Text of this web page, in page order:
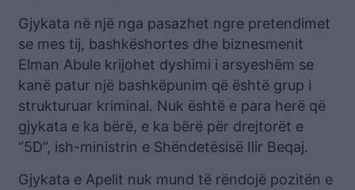
Gjykata në një nga pasazhet ngre pretendimet
se mes tij, bashkëshortes dhe biznesmenit
Elman Abule krijohet dyshimi i arsyeshëm se
kanë patur një bashkëpunim që është grup i
strukturuar kriminal. Nuk është e para herë që
gjykata e ka bërë, e ka bërë për drejtorët e
“5D”, ish-ministrin e Shëndetësisë Ilir Beqaj.
Gjykata e Apelit nuk mund të rëndojë pozitën e